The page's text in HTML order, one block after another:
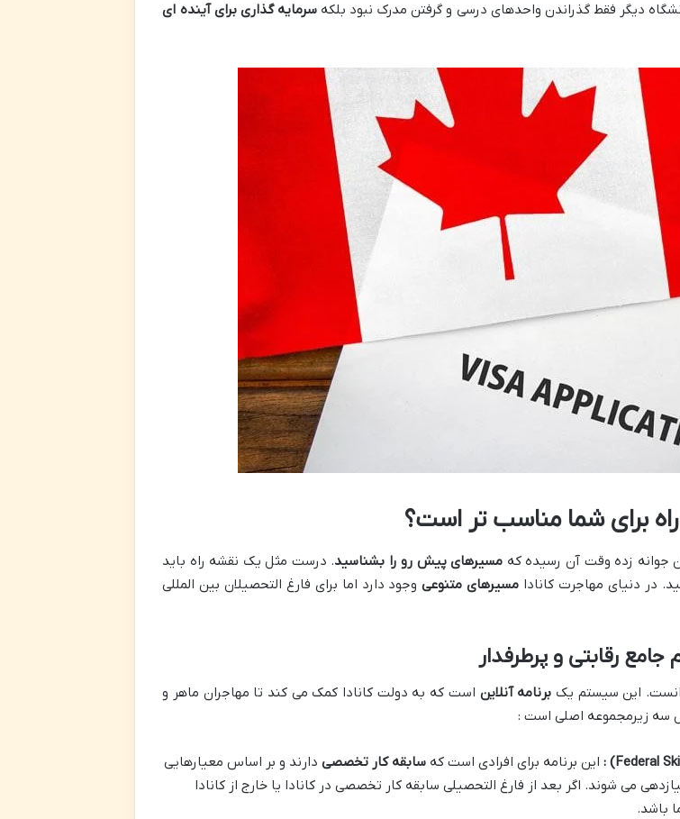
دیگر فقط گذراندن واحدهای درسی و گرفتن مدرک نبود بلکهسرمایه گذاری برای آینده ای
برای شما مناسب تر است؟
جوانه زده وقت آن رسیده که مسیرهای پیش رو را بشناسید. درست مثل یک نقشه راه باید
در دنیای مهاجرت کانادا مسیرهای متنوعیوجود دارد اما برای فارغ التحصیلان بین المللی
این سیستم یک برنامه آنلاین است که به دولت کانادا کمک می کند تا مهاجران ماهر و
سه زیرمجموعه اصلی است :
: این برنامه برای افرادی است کهسابقه کار تخصصی دارند و بر اساس معیارهایی
می شوند. اگر بعد از فارغ التحصیلی سابقه کار تخصصی در کانادا یا خارج از کانادا
باشد.